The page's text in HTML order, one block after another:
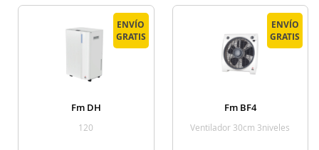
ENVÍO
GRATIS
Fm DH
120
ENVÍO
GRATIS
Fm BF4
Ventilador 30cm 3niveles